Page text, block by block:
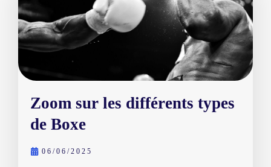
Zoom sur les différents types
de Boxe
06/06/2025